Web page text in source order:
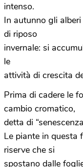
intenso.
In autunno gli
di riposo
invernale: si
le
attività di crescita
Prima di cadere le
cambio cromatico,
detta di
Le piante in questa
riserve che si
spostano dalle